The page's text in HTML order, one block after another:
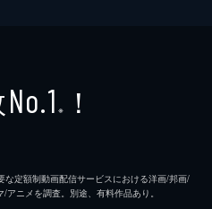
No.1 ※ ！
定額制動画配信サービスにおける洋画/邦画/
ニメを調査。別途、有料作品あり。